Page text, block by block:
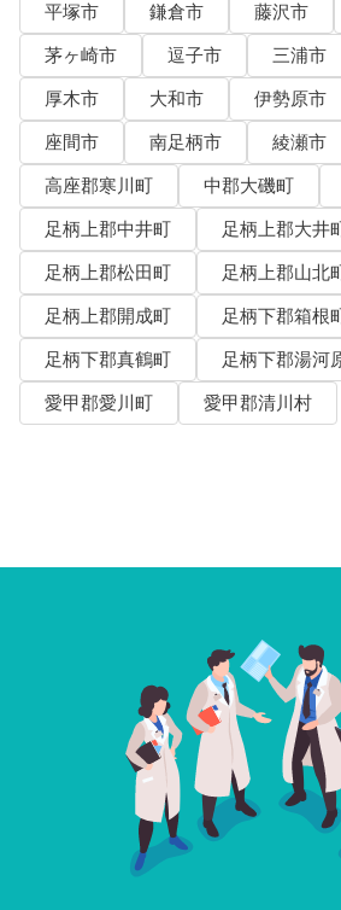
平塚市
鎌倉市 藤沢市
茅ヶ崎市
逗子市 三浦市
厚木市
大和市 伊勢原市
座間市
南足柄市 綾瀬市
高座郡寒川町
中郡大磯町
足柄上郡中井町
足柄上郡大井
足柄上郡松田町
足柄上郡山北
足柄上郡開成町
足柄下郡箱根
足柄下郡真鶴町
足柄下郡湯河
愛甲郡愛川町
愛甲郡清川村